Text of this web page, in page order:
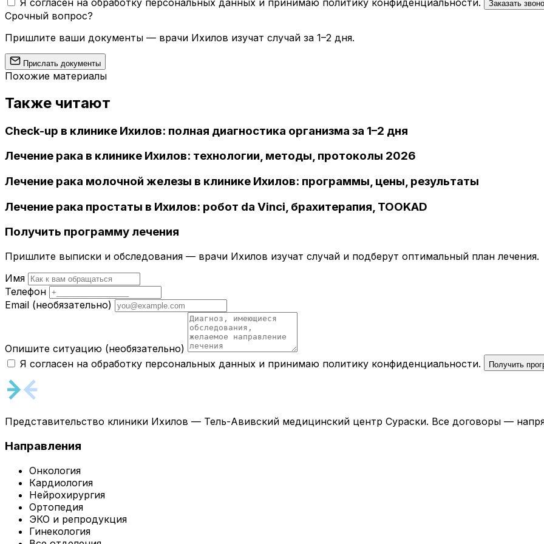
Заказать
Срочный вопрос?
Пришлите ваши документы — врачи Ихилов изучат случай за 1–2 дня.
Прислать документы
Похожие материалы
Также читают
Check-up в клинике Ихилов: полная диагностика организма за 1–2 дня
Лечение рака в клинике Ихилов: технологии, методы, протоколы 2026
Лечение рака молочной железы в клинике Ихилов: программы, цены, результаты
Лечение рака простаты в Ихилов: робот da Vinci, брахитерапия, TOOKAD
Получить программу лечения
Пришлите выписки и обследования — врачи Ихилов изучат случай и подберут оптимальный план лечения.
Имя
Телефон
Email (необязательно)
Опишите ситуацию (необязательно)
Я согласен на обработку персональных данных и принимаю политику конфиденциальности. Получить
Представительство клиники Ихилов — Тель-Авивский медицинский центр Сураски. Все договоры —
Направления
Онкология
Кардиология
Нейрохирургия
Ортопедия
ЭКО и репродукция
Гинекология